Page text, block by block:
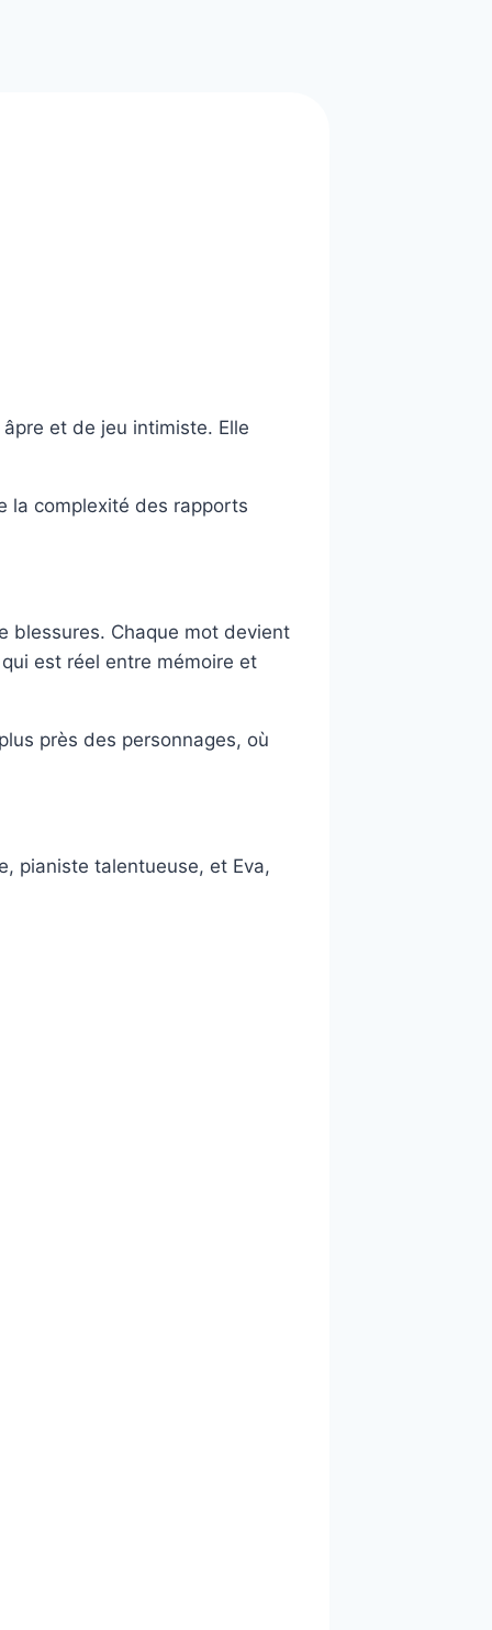
et de jeu intimiste. Elle
la complexité des rapports
blessures. Chaque mot devient
est réel entre mémoire et
près des personnages, où
pianiste talentueuse, et Eva,